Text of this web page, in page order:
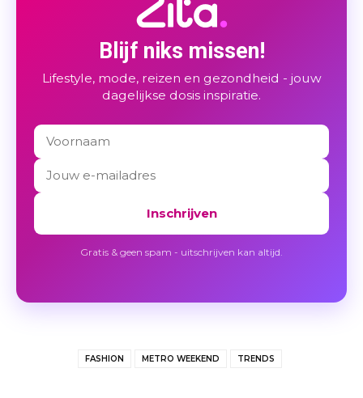
Blijf niks missen!
Lifestyle, mode, reizen en gezondheid - jouw
dagelijkse dosis inspiratie.
Inschrijven
Gratis & geen spam - uitschrijven kan altijd.
FASHION METRO WEEKEND TRENDS